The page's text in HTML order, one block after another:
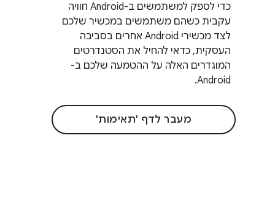
כדי לספק למשתמשים ב-Android חוויה
עקבית כשהם משתמשים במכשיר שלכם
לצד מכשירי Android אחרים בסביבה
העסקית, כדאי להחיל את הסטנדרטים
המוגדרים האלה על ההטמעה שלכם ב-
Android.
מעבר לדף 'תאימות'